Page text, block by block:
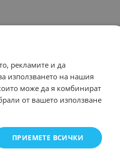
рекламите и да
използването на нашия
може да я комбинират
от вашето използване
ПРИЕМЕТЕ ВСИЧКИ